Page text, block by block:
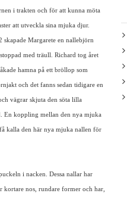
i trakten och för att kunna möta
att utveckla sina mjuka djur.
Margarete en nallebjörn
med träull. Richard tog året
hamna på ett bröllop som
och det fanns sedan tidigare en
vägrar skjuta den söta lilla
En koppling mellan den nya mjuka
kalla den här nya mjuka nallen för
i nacken. Dessa nallar har
kortare nos, rundare former och har,